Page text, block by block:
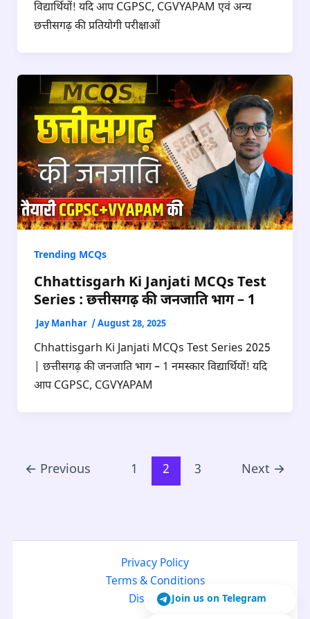
Join us on Telegram
विद्यार्थियों! यदि आप CGPSC, CGVYAPAM एवं अन्य
छत्तीसगढ़ की प्रतियोगी परीक्षाओं
Trending MCQs
Chhattisgarh Ki Janjati MCQs Test
Series : छत्तीसगढ़ की जनजाति भाग – 1
Jay Manhar /August 28, 2025
Chhattisgarh Ki Janjati MCQs Test Series 2025
| छत्तीसगढ़ की जनजाति भाग – 1 नमस्कार विद्यार्थियों! यदि
आप CGPSC, CGVYAPAM
← Previous 1 2 3 Next →
Privacy Policy
Terms & Conditions
Disclaimer